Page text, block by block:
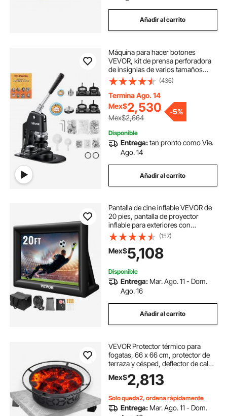
Añadir al carrito
Máquina para hacer botones
VEVOR, kit de prensa perforadora
de insignias de varios tamaños
(1+2,25 pulgadas), regalo DIY para
niños, creador de pines,
suministros para hacer botones
con 500 piezas, cortador circular y
libro mágico.
(436)
Termina Ago. 14
Mex$2,530
Mex$2,664
-5%
Disponible
Entrega:tan pronto como Vie.
Ago. 14
Añadir al carrito
Pantalla de cine inflable VEVOR de
20 pies, pantalla de proyector
inflable para exteriores con
soplador de aire de 350 W, pantalla
inflable de tela Oxford, pantalla
inflable para películas al aire libre,
admite proyección frontal y trasera.
(157)
Mex$5,108
Disponible
Entrega: Mar. Ago. 11 - Dom.
Ago. 16
Añadir al carrito
VEVOR Protector térmico para
fogatas, 66 x 66 cm, protector de
terraza y césped, deflector de calor
de acero al carbono de alta
temperatura para proteger el
césped, almohadilla para fogatas al
aire libre, hogueras, leña, cuadrado
Mex$2,813
Solo queda2, ordena rápidamente
Entrega: Mar. Ago. 11 - Dom.